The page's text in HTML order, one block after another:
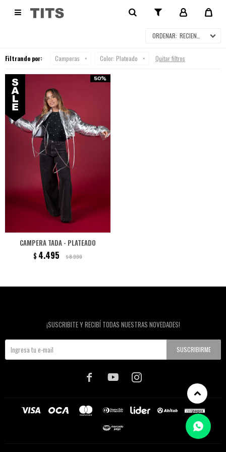
 CAMPERAS EN SALE
RECIENTES
Filtrando por: Camperas Color: Plateado Quitar filtros
CAMPERA TADA - PLATEADO
$ 4.495 $8.990
¡SUSCRIBITE Y RECIBÍ TODAS NUESTRAS NOVEDADES!
SUSCRIBIRME
  